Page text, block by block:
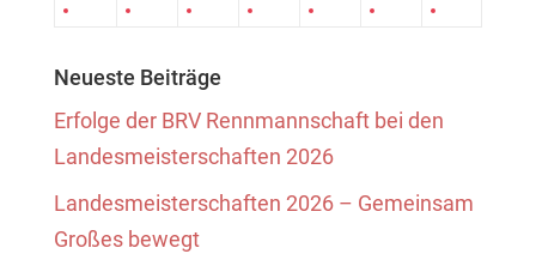
Neueste Beiträge
Erfolge der BRV Rennmannschaft bei den
Landesmeisterschaften 2026
Landesmeisterschaften 2026 – Gemeinsam
Großes bewegt